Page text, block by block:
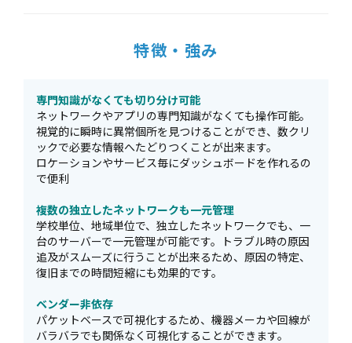
特徴・強み
専門知識がなくても切り分け可能
ネットワークやアプリの専門知識がなくても操作可能。
視覚的に瞬時に異常個所を見つけることができ、数クリ
ックで必要な情報へたどりつくことが出来ます。
ロケーションやサービス毎にダッシュボードを作れるの
で便利
複数の独立したネットワークも一元管理
学校単位、地域単位で、独立したネットワークでも、一
台のサーバーで一元管理が可能です。トラブル時の原因
追及がスムーズに行うことが出来るため、原因の特定、
復旧までの時間短縮にも効果的です。
ベンダー非依存
パケットベースで可視化するため、機器メーカや回線が
バラバラでも関係なく可視化することができます。